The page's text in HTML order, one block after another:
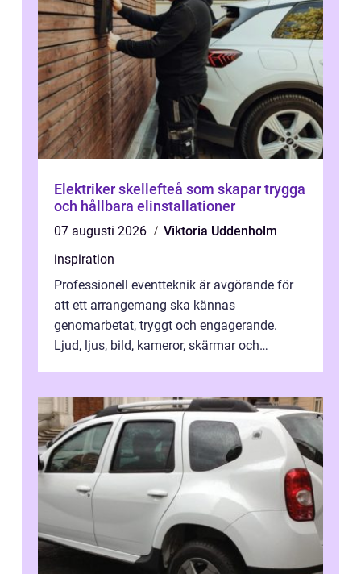
Elektriker skellefteå som skapar trygga
och hållbara elinstallationer
07 augusti 2026
Viktoria Uddenholm
inspiration
Professionell eventteknik är avgörande för
att ett arrangemang ska kännas
genomarbetat, tryggt och engagerande.
Ljud, ljus, bild, kameror, skärmar och